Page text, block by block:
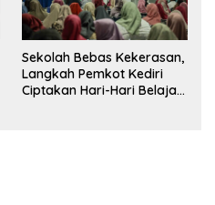
Sekolah Bebas Kekerasan,
Langkah Pemkot Kediri
Ciptakan Hari-Hari Belajar